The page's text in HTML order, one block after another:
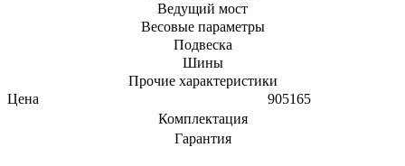
Ведущий мост
Весовые параметры
Подвеска
Шины
Прочие характеристики
Цена
905165
Комплектация
Гарантия